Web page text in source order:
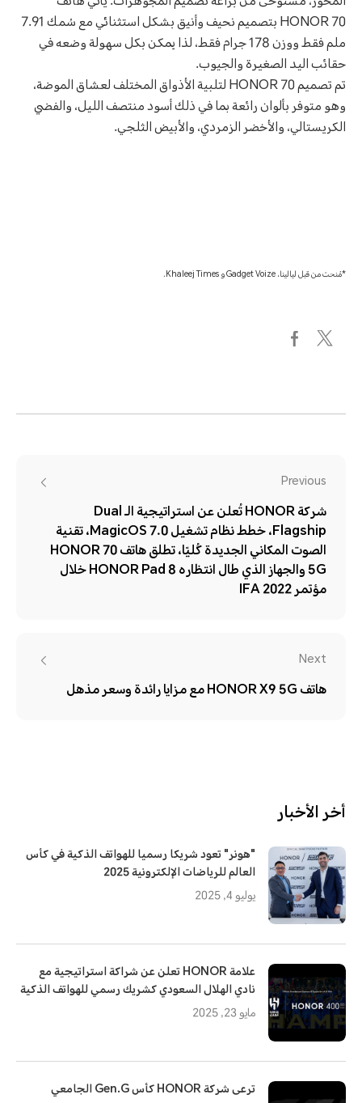
HONOR 70 بتصميم نحيف وأنيق بشكل استثنائي مع سُمك 7.91
ملم فقط ووزن 178 جرام فقط، لذا يمكن بكل سهولة وضعه في
حقائب اليد الصغيرة والجيوب.
تم تصميم HONOR 70 لتلبية الأذواق المختلف لعشاق الموضة،
وهو متوفر بألوان رائعة بما في ذلك أسود منتصف الليل، والفضي
الكريستالي، والأخضر الزمردي، والأبيض الثلجي.
*مُنحت من قبل ليالينا، Gadget Voize و Khaleej Times.
Previous
شركة HONOR تُعلن عن استراتيجية الـ Dual
Flagship، خطط نظام تشغيل MagicOS 7.0، تقنية
الصوت المكاني الجديدة كُليًا، تطلق هاتف HONOR 70
5G والجهاز الذي طال انتظاره HONOR Pad 8 خلال
مؤتمر IFA 2022
Next
هاتف HONOR X9 5G مع مزايا رائدة وسعر مذهل
أخر الأخبار
"هونر" تعود شريكا رسميا للهواتف الذكية في كأس
العالم للرياضات الإلكترونية 2025
يوليو 4, 2025
علامة HONOR تعلن عن شراكة استراتيجية مع
نادي الهلال السعودي كشريك رسمي للهواتف الذكية
مايو 23, 2025
ترعى شركة HONOR كأس Gen.G الجامعي